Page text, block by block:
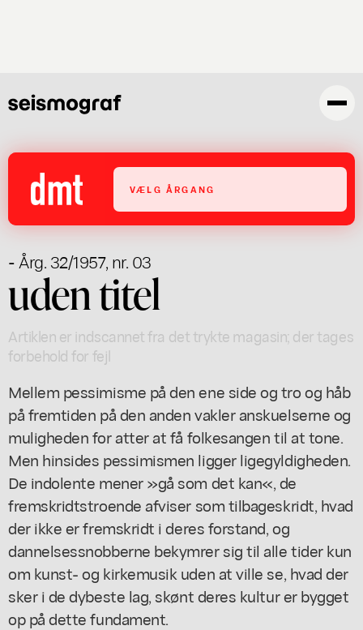
VÆLG ÅRGANG
- Årg. 32/1957, nr. 03
uden titel
Artiklen er indscannet fra det trykte magasin; der tages
forbehold for fejl
Mellem pessimisme på den ene side og tro og håb
på fremtiden på den anden vakler anskuelserne og
muligheden for atter at få folkesangen til at tone.
Men hinsides pessimismen ligger ligegyldigheden.
De indolente mener »gå som det kan«, de
fremskridtstroende afviser som tilbageskridt, hvad
der ikke er fremskridt i deres forstand, og
dannelsessnobberne bekymrer sig til alle tider kun
om kunst- og kirkemusik uden at ville se, hvad der
sker i de dybeste lag, skønt deres kultur er bygget
op på dette fundament.